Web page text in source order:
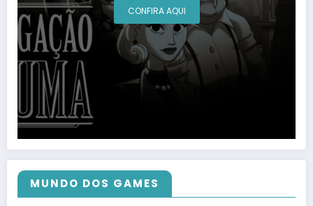
CONFIRA AQUI
MUNDO DOS GAMES